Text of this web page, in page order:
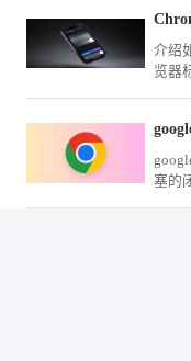
介绍
览器
塞的